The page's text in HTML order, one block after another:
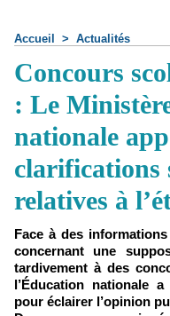
Accueil > Actualités
Concours
: Le
nationale
clarifications
relatives à
Face à des
concernant une
tardivement à des
l’Éducation nationale
pour éclairer l’opinion